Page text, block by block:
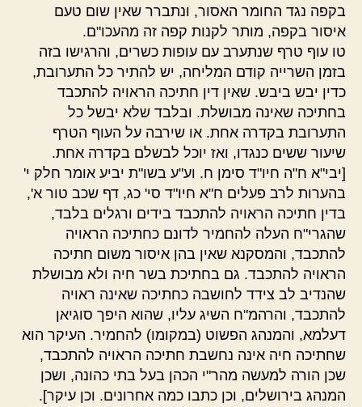
בקפה נגד החומר האסור, ונתברר שאין שום טעם
איסור בקפה, מותר לקנות קפה זה מהעכו"ם.
טו עוף טרף שנתערב עם עופות כשרים, והרגישו בזה
בזמן השרייה קודם המליחה, יש להתיר כל התערובת,
כדין יבש ביבש. שאין דין חתיכה הראויה להתכבד
בחתיכה שאינה מבושלת. ובלבד שלא יבשל כל
התערובת בקדרה אחת. או שירבה על העוף הטרף
שיעור ששים כנגדו, ואז יוכל לבשלם בקדרה אחת.
[יבי"א ח"ה חיו"ד סימן ח. וע"ע בשו"ת יביע אומר חלק י'
בהערות לרב פעלים ח"א חיו"ד סי' כג, דף שכב טור א',
בדין חתיכה הראויה להתכבד בידים ורגלים בלבד,
שהגרי"ח העלה להחמיר לדונם כחתיכה הראויה
להתכבד, והמסקנא שאין בהן איסור משום חתיכה
הראויה להתכבד. גם בחתיכת בשר חיה ולא מבושלת
שהנדיב לב צידד לחושבה כחתיכה שאינה ראויה
להתכבד, והרהמ"ח השיג עליו, שהוא היפך סוגיאן
דעלמא, והמנהג הפשוט (במקומו) להחמיר. העיקר הוא
שחתיכה חיה אינה נחשבת חתיכה הראויה להתכבד,
שכן הורה למעשה מהר"י הכהן בעל בתי כהונה, ושכן
המנהג בירושלים, וכן כתבו כמה אחרונים. וכן עיקר].